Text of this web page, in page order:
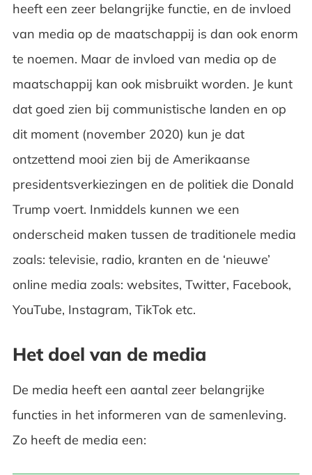
Invloed sociale media op relaties
Invloed media op de democratie
Onderscheid maken tussen fictie en feiten
Gratis ebook met tips voor bedrijven en
afdelingen!
Veelgestelde vragen
heeft een zeer belangrijke functie, en de invloed
van media op de maatschappij is dan ook enorm
te noemen. Maar de invloed van media op de
maatschappij kan ook misbruikt worden. Je kunt
dat goed zien bij communistische landen en op
dit moment (november 2020) kun je dat
ontzettend mooi zien bij de Amerikaanse
presidentsverkiezingen en de politiek die Donald
Trump voert. Inmiddels kunnen we een
onderscheid maken tussen de traditionele media
zoals: televisie, radio, kranten en de ‘nieuwe’
online media zoals: websites, Twitter, Facebook,
YouTube, Instagram, TikTok etc.
Het doel van de media
De media heeft een aantal zeer belangrijke
functies in het informeren van de samenleving.
Zo heeft de media een: